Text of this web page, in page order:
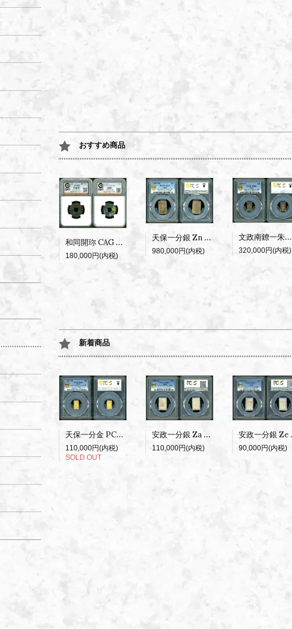
おすすめ商品
和同開珎 CAG 並品60
180,000円(内税)
天保一分銀 Zn 逆打 PCGS AU55
980,000円(内税)
文政南鐐一朱銀 逆打 PCGS MS62 鑑定書付
320,000円(内税)
新着商品
天保一分金 PCGS MS63
110,000円(内税)
SOLD OUT
安政一分銀 Za PCGS MS64
110,000円(内税)
安
90,000円(内税)